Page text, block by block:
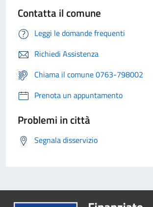
Contatta il comune
Leggi le domande frequenti
Richiedi Assistenza
Chiama il comune 0763-798002
Prenota un appuntamento
Problemi in città
Segnala disservizio